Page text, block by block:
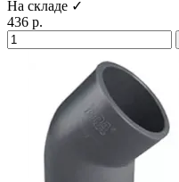
На складе ✓
436 р.